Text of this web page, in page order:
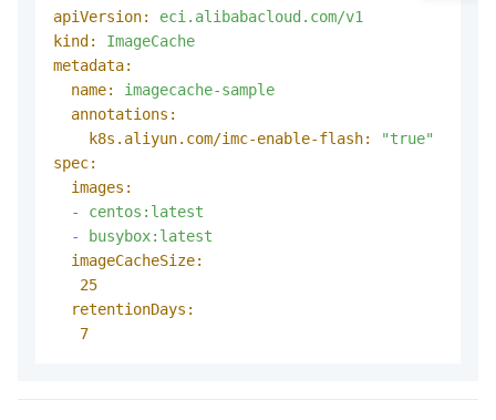
apiVersion:
eci.alibabacloud.com/v1
kind:
ImageCache
metadata:
name:
imagecache-sample
annotations:
k8s.aliyun.com/imc-enable-flash:
"true"
spec:
images:
-
centos:latest
-
busybox:latest
imageCacheSize:
25
retentionDays:
7